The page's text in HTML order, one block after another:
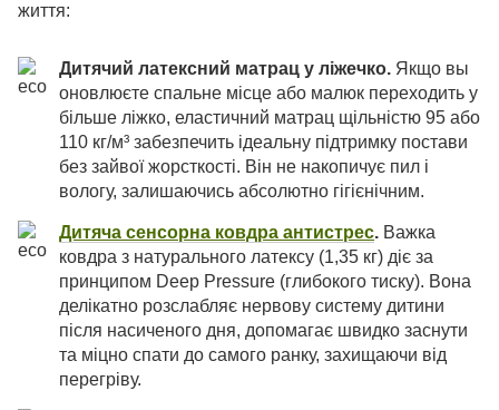
життя:
Дитячий латексний матрац у ліжечко. Якщо вы
оновлюєте спальне місце або малюк переходить у
більше ліжко, еластичний матрац щільністю 95 або
110 кг/м³ забезпечить ідеальну підтримку постави
без зайвої жорсткості. Він не накопичує пил і
вологу, залишаючись абсолютно гігієнічним.
Дитяча сенсорна ковдра антистрес. Важка
ковдра з натурального латексу (1,35 кг) діє за
принципом Deep Pressure (глибокого тиску). Вона
делікатно розслабляє нервову систему дитини
після насиченого дня, допомагає швидко заснути
та міцно спати до самого ранку, захищаючи від
перегріву.